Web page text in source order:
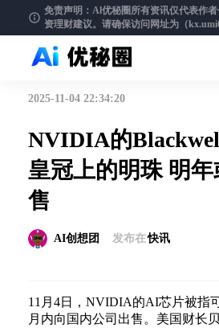
免责声明：Al优秘圈所有资讯仅代表作
资理财建议。请确保访问网址为（
2025-11-04 22:34:20
NVIDIA的
皇冠上的明珠 明
售
AI创想团 发布在快讯
11月4日，NVIDIA的AI芯片被指
月内向国内公司出售。美国财长